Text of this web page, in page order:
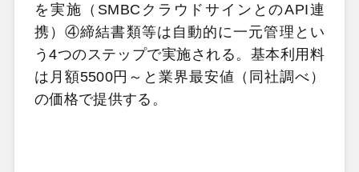
を実施（SMBCクラウドサインとのAPI連
携）④締結書類等は自動的に一元管理とい
う4つのステップで実施される。基本利用料
は月額5500円～と業界最安値（同社調べ）
の価格で提供する。